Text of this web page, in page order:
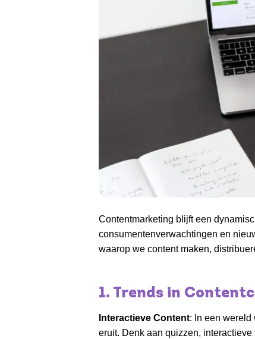
Contentmarketing blijft een
consumentenverwachtingen en
waarop we content maken,
1. Trends in
Interactieve Content: In een wereld
eruit. Denk aan quizzen,